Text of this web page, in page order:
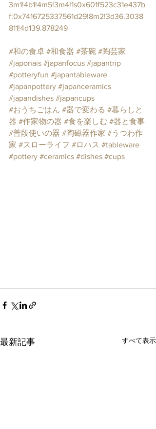
3m1!4b1!4m5!3m4!1s0x601f523c31e437b
f:0x7416725337561d29!8m2!3d36.3038
811!4d139.878249
#和の食卓 #和食器 #茶碗 #陶芸家
#japonais #japanfocus #japantrip
#potteryfun #japantableware
#japanpottery #japanceramics
#japandishes #japancups
#おうちごはん #器で変わる #暮らしと
器 #作家物の器 #食を楽しむ #器と食事
#普段使いの器 #陶磁器作家 #うつわ作
家 #スローライフ #ロハス #tableware
#pottery #ceramics #dishes #cups
最新記事 すべて表示